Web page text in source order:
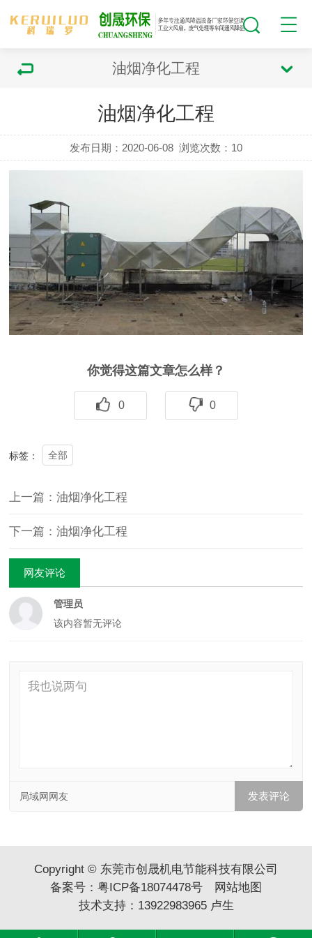
油烟净化工程
油烟净化工程
发布日期：2020-06-08 浏览次数： 10
你觉得这篇文章怎么样？
0 0
标签： 全部
上一篇：油烟净化工程
下一篇：油烟净化工程
网友评论
管理员
该内容暂无评论
局域网网友
Copyright © 东莞市创晟机电节能科技有限公司
备案号： 粤ICP备18074478号
网站地图
技术支持： 13922983965卢生